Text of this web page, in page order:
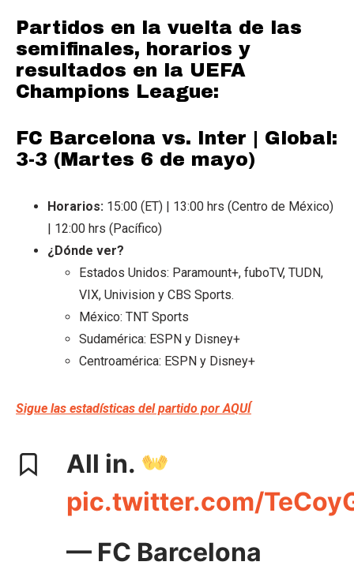
Partidos en la vuelta de las
semifinales, horarios y
resultados en la UEFA
Champions League:
FC Barcelona vs. Inter | Global:
3-3 (Martes 6 de mayo)
Horarios: 15:00 (ET) | 13:00 hrs (Centro de México)
| 12:00 hrs (Pacífico)
¿Dónde ver?
Estados Unidos: Paramount+, fuboTV, TUDN,
VIX, Univision y CBS Sports.
México: TNT Sports
Sudamérica: ESPN y Disney+
Centroamérica: ESPN y Disney+
Sigue las estadísticas del partido por AQUÍ
All in.
pic.twitter.com/
— FC Barcelona